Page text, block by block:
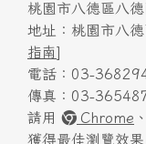
桃園市八德區八
地址：桃園市八
指南]
電話：03-
傳真：03-
請用
Chrome 、
獲得最佳瀏覽效果